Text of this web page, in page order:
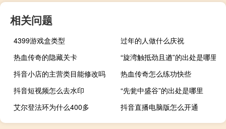
相关问题
4399游戏盒类型
过年的人做什么庆祝
热血传奇的隐藏关卡
“旋湾触抵劲且遒”的出处是哪里
抖音小店的主营类目能修改吗
热血传奇怎么练功快些
抖音短视频怎么去水印
“先瓮中盛谷”的出处是哪里
艾尔登法环为什么400多
抖音直播电脑版怎么开通